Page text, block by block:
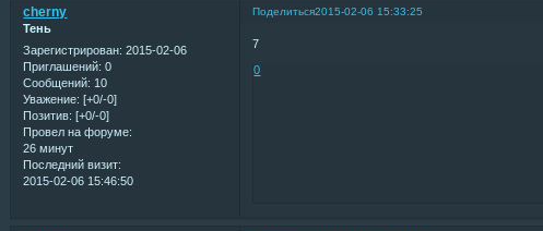
Поделиться2015-02-06 15:33:25
cherny
Тень
Зарегистрирован: 2015-02-06
Приглашений: 0
Сообщений: 10
Уважение: [+0/-0]
Позитив: [+0/-0]
Провел на форуме:
26 минут
Последний визит:
2015-02-06 15:46:50
7
0